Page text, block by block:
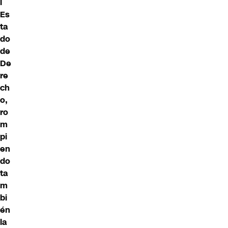
Es
ta
do
de
De
re
ch
o,
ro
m
pi
en
do
ta
m
bi
én
la